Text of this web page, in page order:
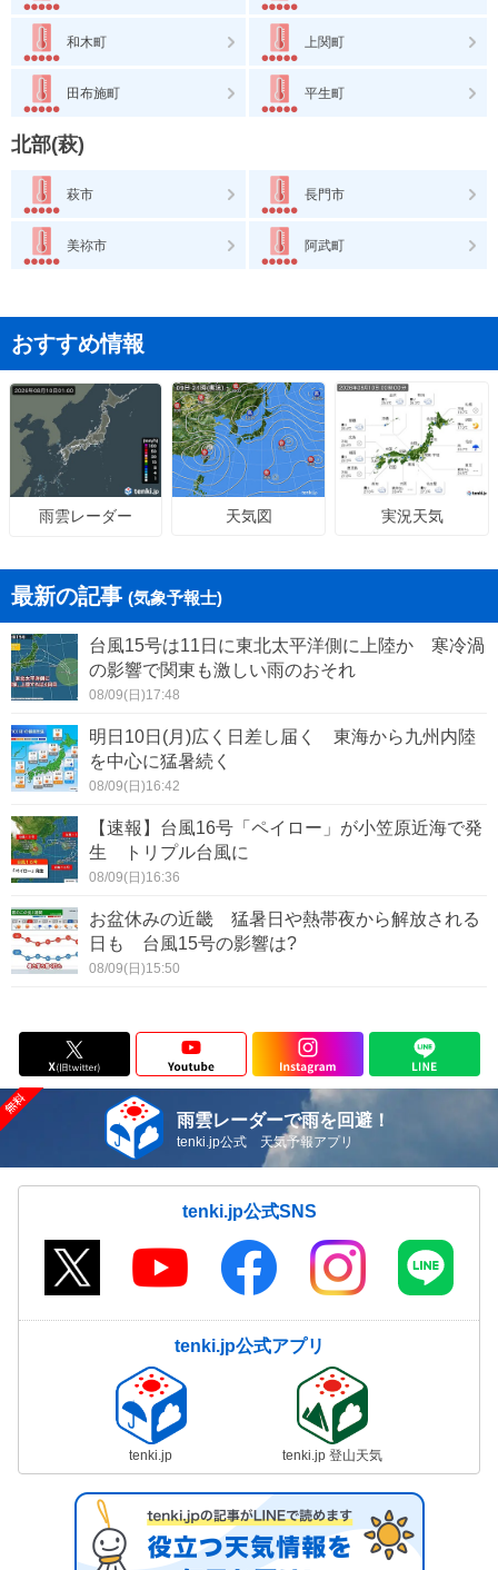
和木町 上関町
田布施町 平生町
北部(萩)
萩市 長門市
美祢市 阿武町
おすすめ情報
雨雲レーダー 天気図 実況天気
最新の記事 (気象予報士)
台風15号は11日に東北太平洋側に上陸か 寒冷渦
の影響で関東も激しい雨のおそれ
08/09(日)17:48
明日10日(月)広く日差し届く 東海から九州内陸
を中心に猛暑続く
08/09(日)16:42
【速報】台風16号「ペイロー」が小笠原近海で発
生 トリプル台風に
08/09(日)16:36
お盆休みの近畿 猛暑日や熱帯夜から解放される
日も 台風15号の影響は?
08/09(日)15:50
雨雲レーダーで雨を回避！
tenki.jp公式 天気予報アプリ
tenki.jp公式SNS
tenki.jp公式アプリ
tenki.jp tenki.jp 登山天気